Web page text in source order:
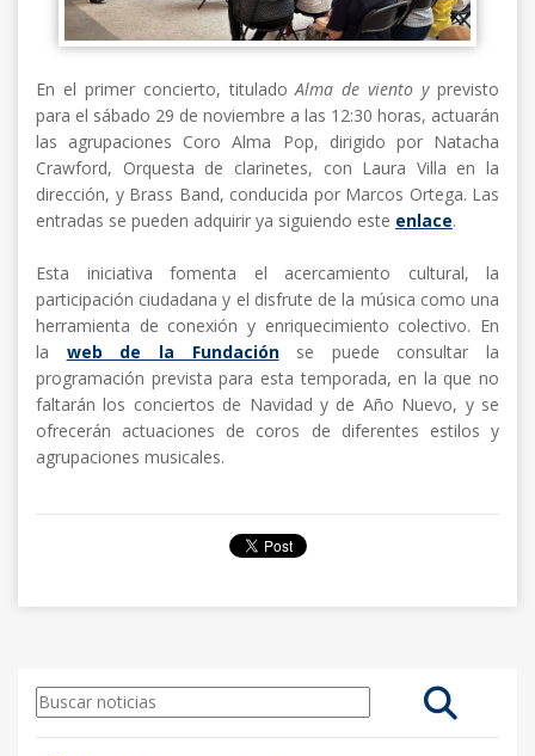
En el primer concierto, tituladoAlma de viento yprevisto
para el sábado 29 de noviembre a las 12:30 horas, actuarán
las agrupaciones Coro Alma Pop, dirigido por Natacha
Crawford, Orquesta de clarinetes, con Laura Villa en la
dirección, y Brass Band, conducida por Marcos Ortega. Las
entradas se pueden adquirir ya siguiendo este enlace.
Esta iniciativa fomenta el acercamiento cultural, la
participación ciudadana y el disfrute de la música como una
herramienta de conexión y enriquecimiento colectivo. En
la web de la Fundaciónse puede consultar la
programación prevista para esta temporada, en la que no
faltarán los conciertos de Navidad y de Año Nuevo, y se
ofrecerán actuaciones de coros de diferentes estilos y
agrupaciones musicales.